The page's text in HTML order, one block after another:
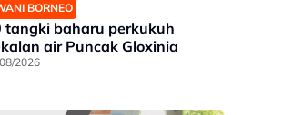
BORNEO
tangki baharu perkukuh
air Puncak Gloxinia
2026